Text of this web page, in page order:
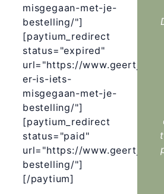
misgegaan-met-je-
bestelling/"]
[paytium_redirect
status="expired"
url="https://
er-is-iets-
misgegaan-met-je-
bestelling/"]
[paytium_redirect
status="paid"
url="https://
bestelling/"]
[/paytium]